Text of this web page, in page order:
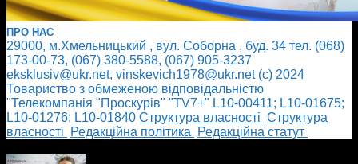
ПРО НАС
29000, м.Хмельницький , вул. Соборна , буд. 34 тел. (068)
173-00-73, (067) 380-5588, (067) 905-3237
eksklusiv@ukr.net, vinskevich1978@ukr.net (с) 2024
Товариство з обмеженою відповідальністю
"Телекомпанія "Проскурів" "TV7+" L10-00411; L10-01675;
L10-01276; L10-01840 Cтруктура власності Cтруктура
власності
Редакційна політика
Редакційна статут